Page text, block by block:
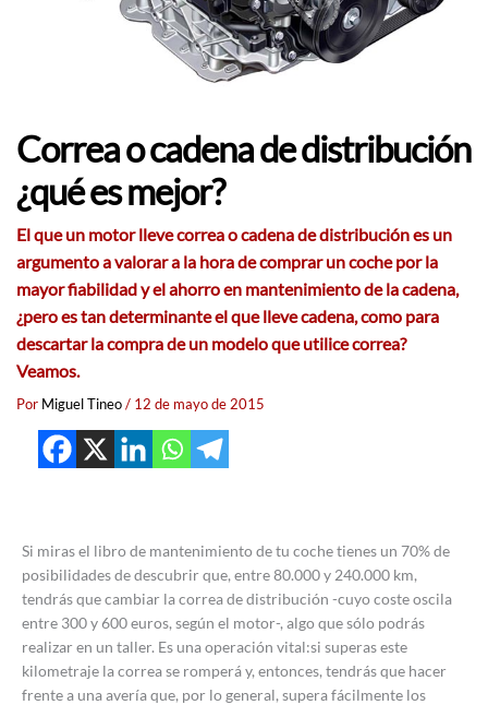
Correa o cadena de distribución
¿qué es mejor?
El que un motor lleve correa o cadena de distribución es un
argumento a valorar a la hora de comprar un coche por la
mayor fiabilidad y el ahorro en mantenimiento de la cadena,
¿pero es tan determinante el que lleve cadena, como para
descartar la compra de un modelo que utilice correa?
Veamos.
Por Miguel Tineo/ 12 de mayo de 2015
Si miras el libro de mantenimiento de tu coche tienes un 70% de
posibilidades de descubrir que, entre 80.000 y 240.000 km,
tendrás que cambiar la correa de distribución -cuyo coste oscila
entre 300 y 600 euros, según el motor-, algo que sólo podrás
realizar en un taller. Es una operación vital:si superas este
kilometraje la correa se romperá y, entonces, tendrás que hacer
frente a una avería que, por lo general, supera fácilmente los